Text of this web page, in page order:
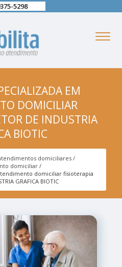
5298
EM
DOMICILIAR
DE INDUSTRIA
BIOTIC
domiciliares
domiciliar
domiciliar fisioterapia
GRAFICA BIOTIC